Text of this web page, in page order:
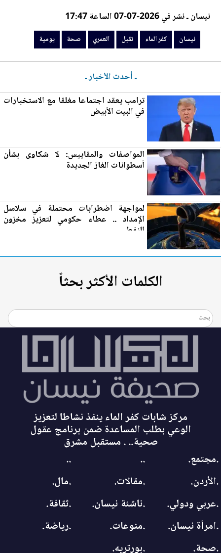
نيسان ـ نشر في 2026-07-07 الساعة 17:47
نيسان كفر الماء تقبل العمري صحة يومية
ـ أحدث الأخبار ـ
ترامب يعقد اجتماعا مغلقا مع الاستخبارات
في البيت الأبيض
المواصفات والمقاييس: لا شكاوى بشأن
أسطوانات الغازالجديدة
لمواجهة اضطرابات محتملة في سلاسل
الإمداد .. عطاء حكومي لتعزيز مخزون
النفط
الكلمات الأكثر بحثاً
مركز شابات كفر الماء ينفذ نشاطا لتعزيز
الوعي بطلب المساعدة ضمن برنامج عقول
صحية.. . مستقبل مشرق
.مجتمع.
..
..
.الأردن.
.مقالات.
.مال.
.عربي ودولي.
.ناشئة نيسان.
.ثقافة.
.امرأة نيسان.
.منوعات.
.رياضة.
.صحة.
.بورتريه.